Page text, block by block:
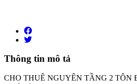
Thông tin mô tả
CHO THUÊ NGUYÊN TẦNG 2 TÔN